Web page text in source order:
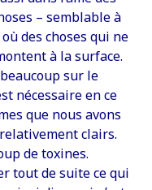
– semblable à
des choses qui ne
à la surface.
sur le
nécessaire en ce
que nous avons
clairs.
de toxines.
tout de suite ce qui